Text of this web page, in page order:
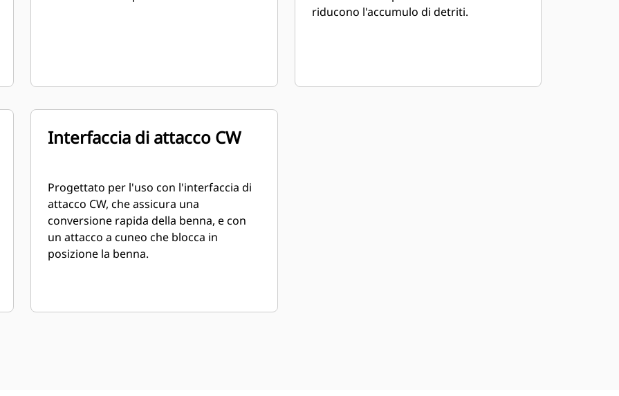
riducono l'accumulo di detriti.
Interfaccia di attacco CW
Progettato per l'uso con l'interfaccia di
attacco CW, che assicura una
conversione rapida della benna, e con
un attacco a cuneo che blocca in
posizione la benna.